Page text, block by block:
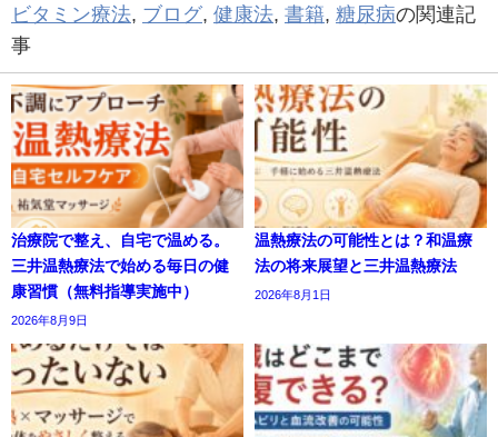
ビタミン療法, ブログ, 健康法, 書籍, 糖尿病の関連記
事
治療院で整え、自宅で温める。
三井温熱療法で始める毎日の健
康習慣（無料指導実施中）
2026年8月9日
温熱療法の可能性とは？和温療
法の将来展望と三井温熱療法
2026年8月1日